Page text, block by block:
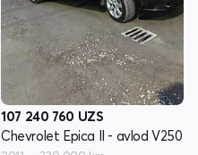
107 240 760 UZS
Chevrolet Epica II - avlod V250